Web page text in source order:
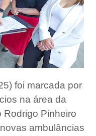
foi marcada por
na área da
Rodrigo Pinheiro
ambulâncias